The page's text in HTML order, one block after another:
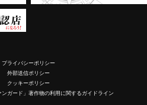
プライバシーポリシー
外部送信ポリシー
クッキーポリシー
ンガード」著作物の利用に関するガイドライン